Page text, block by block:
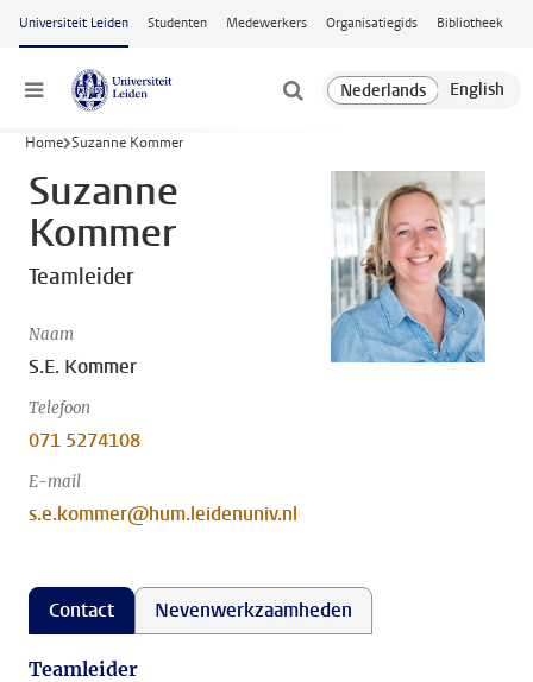
Ga naar hoofdinhoud
Universiteit Leiden Studenten Medewerkers Organisatiegids Bibliotheek
Menu
Home Suzanne Kommer
Suzanne
Kommer
Teamleider
Naam
S.E. Kommer
Telefoon
071 5274108
E-mail
s.e.kommer@hum.leidenuniv.nl
Contact Nevenwerkzaamheden
Teamleider